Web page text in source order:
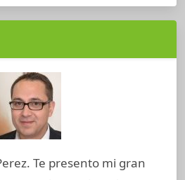
Te presento mi gran